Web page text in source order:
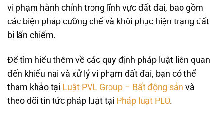
vi phạm hành chính trong lĩnh vực đất đai, bao gồm
các biện pháp cưỡng chế và khôi phục hiện trạng đất
bị lấn chiếm.
Để tìm hiểu thêm về các quy định pháp luật liên quan
đến khiếu nại và xử lý vi phạm đất đai, bạn có thể
tham khảo tại Luật PVL Group – Bất động sản và
theo dõi tin tức pháp luật tại Pháp luật PLO.